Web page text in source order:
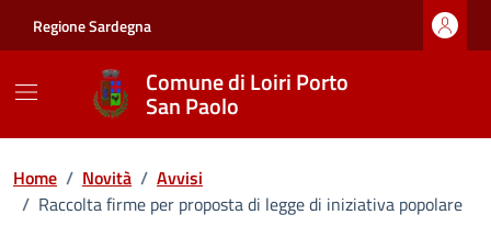
Regione Sardegna
Comune di Loiri Porto
San Paolo
Home / Novità / Avvisi
/ Raccolta firme per proposta di legge di iniziativa popolare